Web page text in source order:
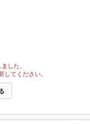
した。
てください。